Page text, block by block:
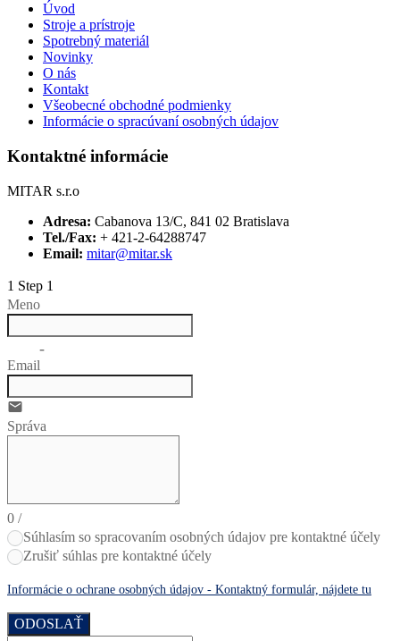
Úvod
Stroje a prístroje
Spotrebný materiál
Novinky
O nás
Kontakt
Všeobecné obchodné podmienky
Informácie o spracúvaní osobných údajov
Kontaktné informácie
MITAR s.r.o
Adresa: Cabanova 13/C, 841 02 Bratislava
Tel./Fax: + 421-2-64288747
Email: mitar@mitar.sk
1 Step 1
Meno
no-icon
Email
email
Správa
0 /
Súhlasím so spracovaním osobných údajov pre kontaktné účely
Zrušiť súhlas pre kontaktné účely
Informácie o ochrane osobných údajov - Kontaktný formulár, nájdete tu
ODOSLAŤ